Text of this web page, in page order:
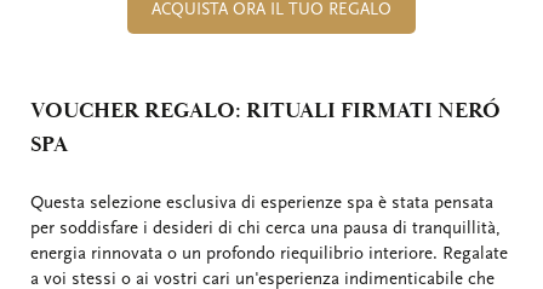
ACQUISTA ORA IL TUO REGALO
VOUCHER REGALO: RITUALI FIRMATI NERÓ
SPA
Questa selezione esclusiva di esperienze spa è stata pensata
per soddisfare i desideri di chi cerca una pausa di tranquillità,
energia rinnovata o un profondo riequilibrio interiore. Regalate
a voi stessi o ai vostri cari un'esperienza indimenticabile che